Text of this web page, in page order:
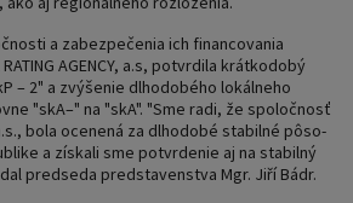
a zabezpečenia ich financovania
AGENCY, a.s, potvrdila krátkodobý
– 2" a zvýšenie dlhodobého lokálneho
"skA–" na "skA". "Sme radi, že spoločnosť
bola ocenená za dlhodobé stabilné pôso-
a získali sme potvrdenie aj na stabilný
predseda predstavenstva Mgr. Jiří Bádr.